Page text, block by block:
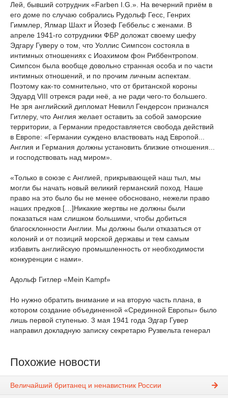
Лей, бывший сотрудник «Farben I.G.». На вечерний приём в
его доме по случаю собрались Рудольф Гесс, Генрих
Гиммлер, Ялмар Шахт и Йозеф Геббельс с женами. В
апреле 1941-го сотрудники ФБР доложат своему шефу
Эдгару Гуверу о том, что Уоллис Симпсон состояла в
интимных отношениях с Иоахимом фон Риббентропом.
Симпсон была вообще довольно странная особа и по части
интимных отношений, и по прочим личным аспектам.
Поэтому как-то сомнительно, что от британской короны
Эдуард VIII отрекся ради неё, а не ради чего-то большего.
Не зря английский дипломат Невилл Гендерсон признался
Гитлеру, что Англия желает оставить за собой заморские
территории, а Германии предоставляется свобода действий
в Европе: «Германии суждено властвовать над Европой...
Англия и Германия должны установить близкие отношения...
и господствовать над миром».
«Только в союзе с Англией, прикрывающей наш тыл, мы
могли бы начать новый великий германский поход. Наше
право на это было бы не менее обосновано, нежели право
наших предков.[…]Никакие жертвы не должны были
показаться нам слишком большими, чтобы добиться
благосклонности Англии. Мы должны были отказаться от
колоний и от позиций морской державы и тем самым
избавить английскую промышленность от необходимости
конкуренции с нами».
Адольф Гитлер «Mein Kampf»
Но нужно обратить внимание и на вторую часть плана, в
котором создание объединенной «Срединной Европы» было
лишь первой ступенью. 3 мая 1941 года Эдгар Гувер
направил докладную записку секретарю Рузвельта генерал
Похожие новости
Величайший британец и ненавистник России